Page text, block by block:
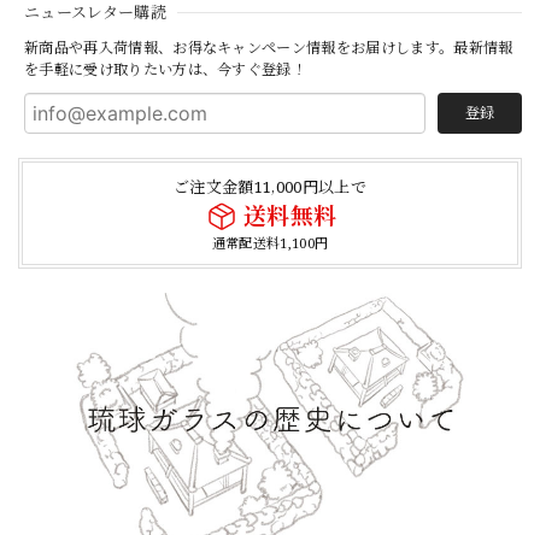
ニュースレター購読
新商品や再入荷情報、お得なキャンペーン情報をお届けします。最新情報
を手軽に受け取りたい方は、今すぐ登録！
登録
ご注文金額11,000円以上で
送料無料
通常配送料1,100円